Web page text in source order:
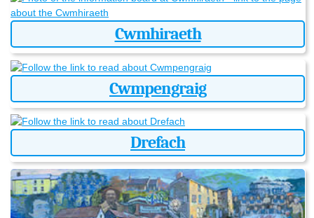
Cwmhiraeth
Cwmpengraig
Drefach